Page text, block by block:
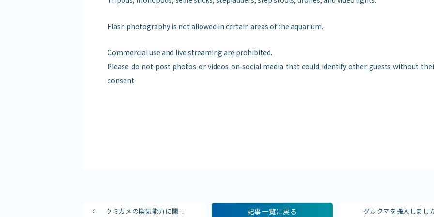
Flash photography is not allowed in certain areas of the aquarium.
Commercial use and live streaming are prohibited.
Please do not post photos or videos on social media that could identify other guests without
consent.
ウミガメの換気能力に関... 記事一覧に戻る グルクマを搬入しまし